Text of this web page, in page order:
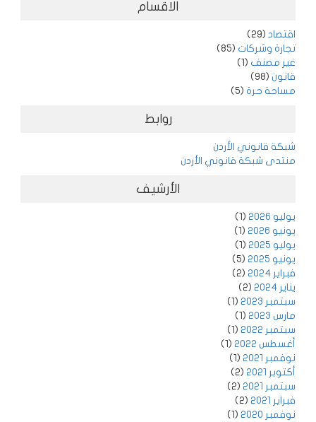
الاقسام
اقتصاد (29)
تجارة وشركات (85)
غير مصنف (1)
قانون (98)
مساحة حرة (5)
روابط
شبكة قانوني الأردن
منتدى شبكة قانوني الأردن
الأرشيف
يوليو 2026
(1)
يونيو 2026
(1)
يوليو 2025
(1)
يونيو 2025
(5)
فبراير 2024
(2)
يناير 2024
(2)
سبتمبر 2023
(1)
مارس 2023
(1)
سبتمبر 2022
(1)
أغسطس 2022
(1)
نوفمبر 2021
(1)
أكتوبر 2021
(2)
سبتمبر 2021
(2)
فبراير 2021
(2)
نوفمبر 2020
(1)